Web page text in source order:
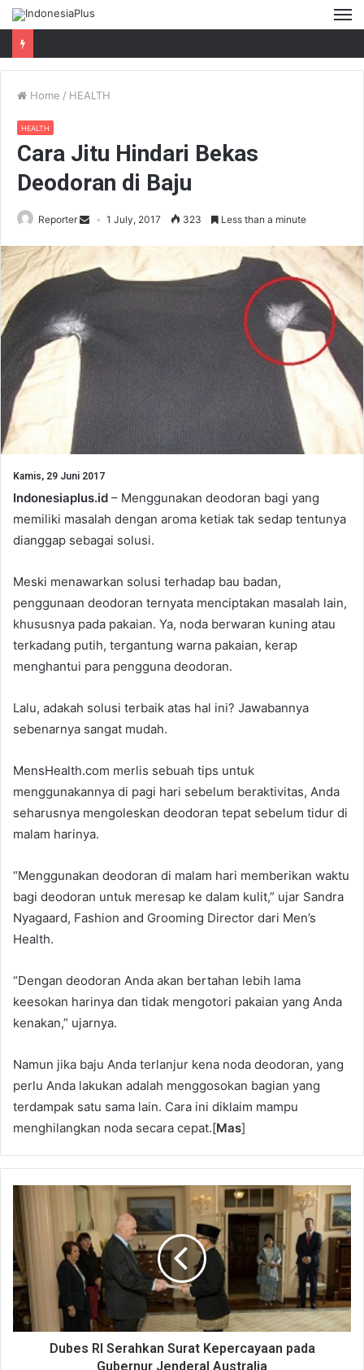
Home / HEALTH
HEALTH
Cara Jitu Hindari Bekas
Deodoran di Baju
Reporter 1 July, 2017 323 Less than a minute
Kamis, 29 Juni 2017
Indonesiaplus.id – Menggunakan deodoran bagi yang
memiliki masalah dengan aroma ketiak tak sedap tentunya
dianggap sebagai solusi.
Meski menawarkan solusi terhadap bau badan,
penggunaan deodoran ternyata menciptakan masalah lain,
khususnya pada pakaian. Ya, noda berwaran kuning atau
terkadang putih, tergantung warna pakaian, kerap
menghantui para pengguna deodoran.
Lalu, adakah solusi terbaik atas hal ini? Jawabannya
sebenarnya sangat mudah.
MensHealth.com merlis sebuah tips untuk
menggunakannya di pagi hari sebelum beraktivitas, Anda
seharusnya mengoleskan deodoran tepat sebelum tidur di
malam harinya.
“Menggunakan deodoran di malam hari memberikan waktu
bagi deodoran untuk meresap ke dalam kulit,” ujar Sandra
Nyagaard, Fashion and Grooming Director dari Men’s
Health.
“Dengan deodoran Anda akan bertahan lebih lama
keesokan harinya dan tidak mengotori pakaian yang Anda
kenakan,” ujarnya.
Namun jika baju Anda terlanjur kena noda deodoran, yang
perlu Anda lakukan adalah menggosokan bagian yang
terdampak satu sama lain. Cara ini diklaim mampu
menghilangkan noda secara cepat.[Mas]
Dubes RI Serahkan Surat Kepercayaan pada
Gubernur Jenderal Australia